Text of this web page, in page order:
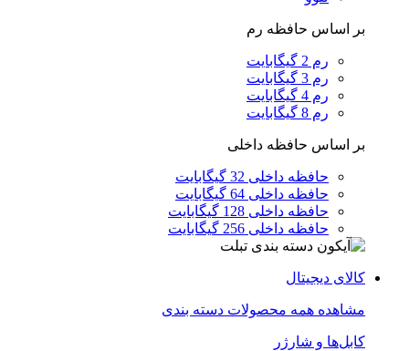
بر اساس حافظه رم
رم 2 گیگابایت
رم 3 گیگابایت
رم 4 گیگابایت
رم 8 گیگابایت
بر اساس حافظه داخلی
حافظه داخلی 32 گیگابایت
حافظه داخلی 64 گیگابایت
حافظه داخلی 128 گیگابایت
حافظه داخلی 256 گیگابایت
کالای دیجیتال
مشاهده همه محصولات دسته بندی
کابل‌ها و شارژر